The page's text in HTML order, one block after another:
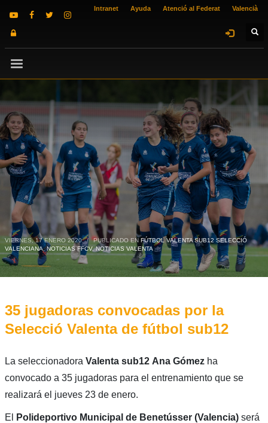
Intranet Ayuda Atenció al Federat Valencià
VIERNES, 17 ENERO 2020 / PUBLICADO EN FÚTBOL VALENTA SUB12 SELECCIÓ
VALENCIANA,NOTICIAS FFCV,NOTICIAS VALENTA
35 jugadoras convocadas por la
Selecció Valenta de fútbol sub12
La seleccionadora Valenta sub12 Ana Gómezha
convocado a 35 jugadoras para el entrenamiento que se
realizará el jueves 23 de enero.
El Polideportivo Municipal de Benetússer (Valencia)será